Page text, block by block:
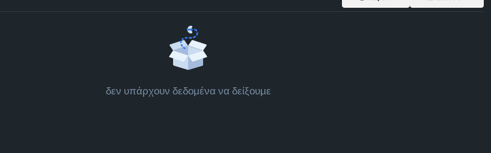
δεν υπάρχουν δεδομένα να δείξουμε